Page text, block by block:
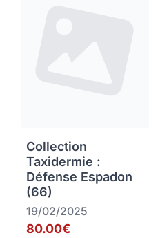
Collection
Taxidermie :
Défense Espadon
(66)
19/02/2025
80.00€